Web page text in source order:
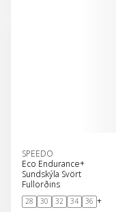
SPEEDO
Eco Endurance+
Sundskýla Svört
Fullorðins
28 30 32 34 36 +